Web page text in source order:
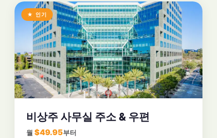
★ 인기
비상주 사무실 주소 & 우편
월 $49.95부터